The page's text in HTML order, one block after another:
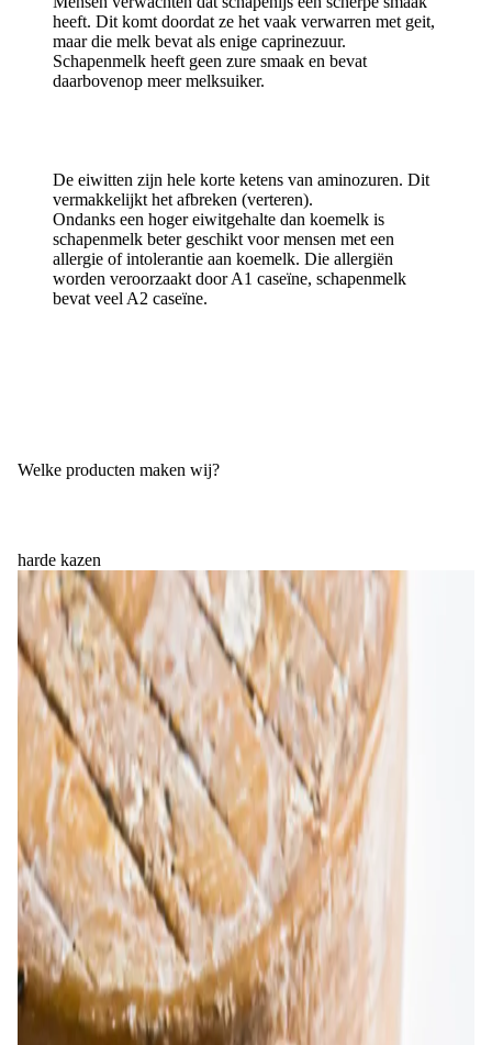
heeft. Dit komt doordat ze het vaak verwarren met geit,
maar die melk bevat als enige caprinezuur.
Schapenmelk heeft geen zure smaak en bevat
daarbovenop meer melksuiker.
De eiwitten zijn hele korte ketens van aminozuren. Dit
vermakkelijkt het afbreken (verteren).
Ondanks een hoger eiwitgehalte dan koemelk is
schapenmelk beter geschikt voor mensen met een
allergie of intolerantie aan koemelk. Die allergiën
worden veroorzaakt door A1 caseïne, schapenmelk
bevat veel A2 caseïne.
Welke producten maken wij?
harde kazen